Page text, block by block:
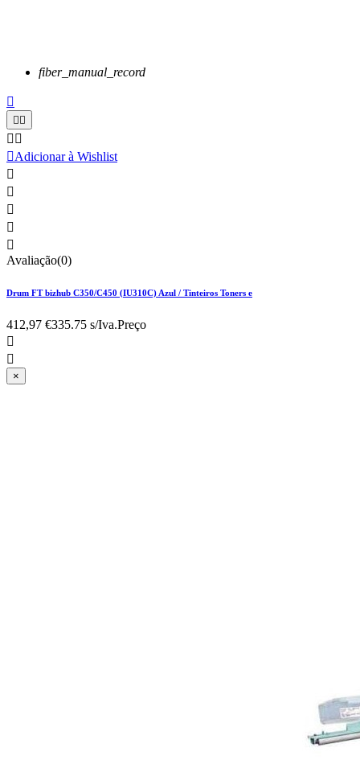
fiber_manual_record

 
 
Adicionar à Wishlist





Avaliação(0)
Drum FT bizhub C350/C450 (IU310C) Azul / Tinteiros Toners e
412,97 €335.75 s/Iva.Preço


×